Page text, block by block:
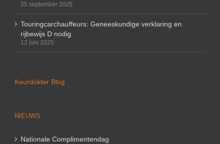
25 september 2025
Touringcarchauffeurs: Geneeskundige verklaring en
rijbewijs D nodig
12 juni 2025
Keurdokter Blog
NIEUWS
Nationale Complimentendag